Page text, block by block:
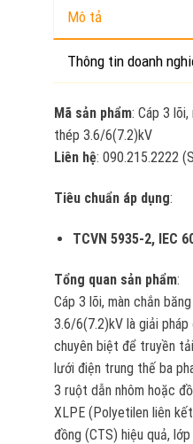
Mô tả
Thông tin doanh
Mã sản phẩm: Cáp 3
thép 3.6/6(7.2)kV
Liên hệ: 090.215.2222
Tiêu chuẩn áp dụng:
TCVN 5935-2, IEC
Tổng quan sản phẩm:
Cáp 3 lõi, màn chắn
3.6/6(7.2)kV là giải
chuyên biệt để truyền
lưới điện trung thế ba
3 ruột dẫn nhôm hoặc
XLPE (Polyetilen liên
đồng (CTS) hiệu quả,